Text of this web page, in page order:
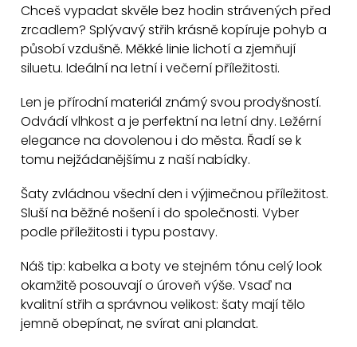
Chceš vypadat skvěle bez hodin strávených před
zrcadlem? Splývavý střih krásně kopíruje pohyb a
působí vzdušně. Měkké linie lichotí a zjemňují
siluetu. Ideální na letní i večerní příležitosti.
Len je přírodní materiál známý svou prodyšností.
Odvádí vlhkost a je perfektní na letní dny. Ležérní
elegance na dovolenou i do města. Řadí se k
tomu nejžádanějšímu z naší nabídky.
Šaty zvládnou všední den i výjimečnou příležitost.
Sluší na běžné nošení i do společnosti. Vyber
podle příležitosti i typu postavy.
Náš tip: kabelka a boty ve stejném tónu celý look
okamžitě posouvají o úroveň výše. Vsaď na
kvalitní střih a správnou velikost: šaty mají tělo
jemně obepínat, ne svírat ani plandat.